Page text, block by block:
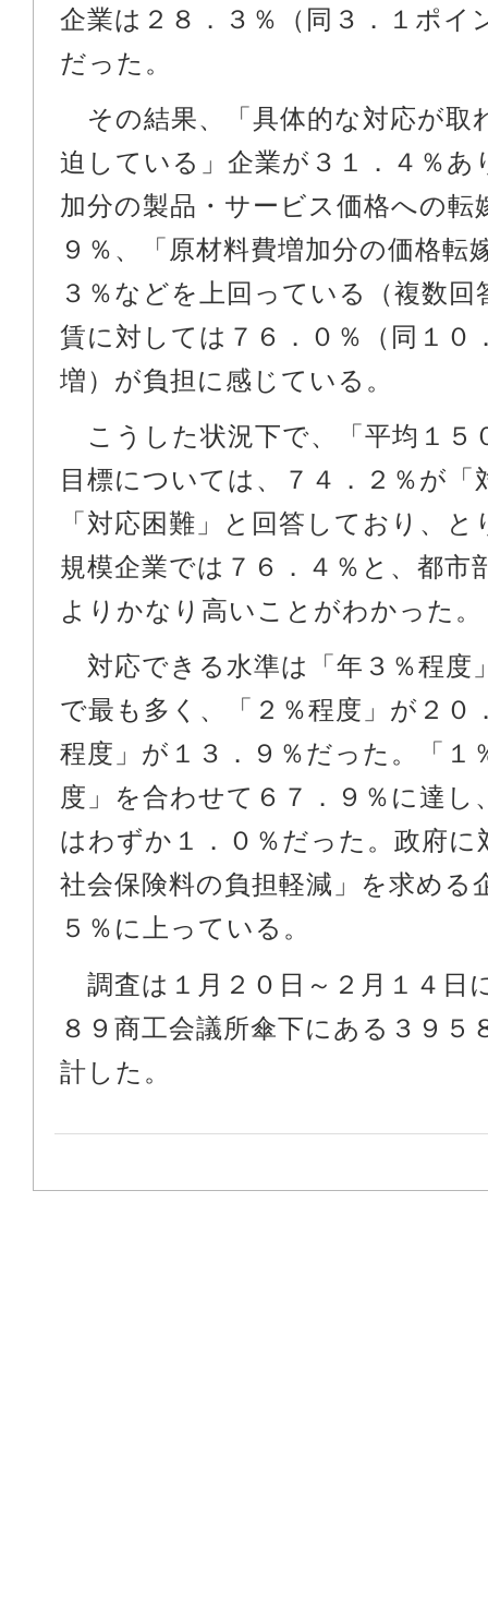
企業は２８．３％（同３．１ポイ
だった。
その結果、「具体的な対応が取
迫している」企業が３１．４％あ
加分の製品・サービス価格への転
９％、「原材料費増加分の価格転
３％などを上回っている（複数回
賃に対しては７６．０％（同１０
増）が負担に感じている。
こうした状況下で、「平均１５
目標については、７４．２％が「
「対応困難」と回答しており、
規模企業では７６．４％と、都市
よりかなり高いことがわかった。
対応できる水準は「年３％程度
で最も多く、「２％程度」が２０
程度」が１３．９％だった。「１
度」を合わせて６７．９％に達し
はわずか１．０％だった。政府に
社会保険料の負担軽減」を求める
５％に上っている。
調査は１月２０日～２月１４日
８９商工会議所傘下にある３９５
計した。